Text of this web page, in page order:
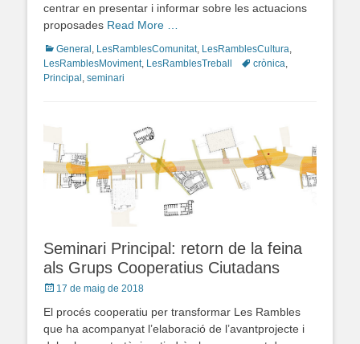
centrar en presentar i informar sobre les actuacions
proposades Read More …
Categories
General, LesRamblesComunitat, LesRamblesCultura,
LesRamblesMoviment, LesRamblesTreball Tagscrònica,
Principal, seminari
Seminari Principal: retorn de la feina
als Grups Cooperatius Ciutadans
Posted
17 de maig de 2018
El procés cooperatiu per transformar Les Rambles
que ha acompanyat l’elaboració de l’avantprojecte i